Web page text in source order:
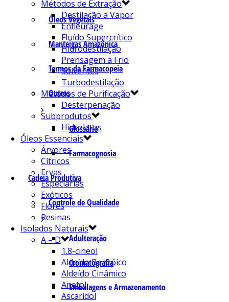
Óleos Vegetais
Manteigas Amazônica
Termos da Farmacopeia
Outros
Glossário
Farmacognosia
Cadeia Produtiva
Controle de Qualidade
Adulteração
Cromatografia
Embalagens e Armazenamento
Métodos de Extração
Destilação a Vapor
Enfleurage
Fluído Supercrítico
Hidrodestilação
Prensagem a Frio
Solventes
Turbodestilação
Métodos de Purificação
Desterpenação
Subprodutos
Hidrolatos
Óleos Essenciais
Árvores
Cítricos
Ervas
Especiarias
Exóticos
Flores
Resinas
Isolados Naturais
A – D
1.8-cineol
Aldeído Benzóico
Aldeído Cinâmico
Anetol
Ascaridol